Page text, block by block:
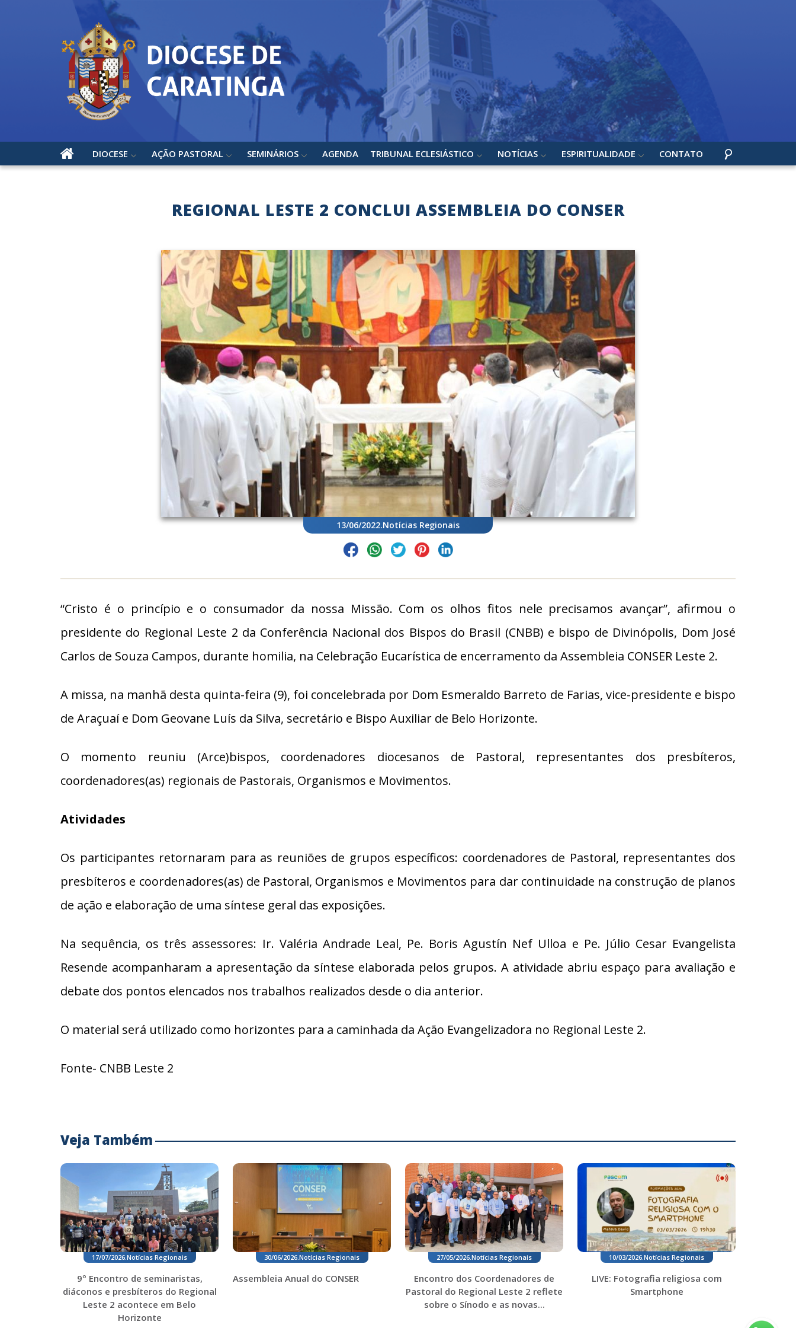
DIOCESE AÇÃO PASTORAL SEMINÁRIOS AGENDA TRIBUNAL ECLESIÁSTICO NOTÍCIAS ESPIRITUALIDADE CONTATO
REGIONAL LESTE 2 CONCLUI ASSEMBLEIA DO CONSER
13/06/2022.Notícias Regionais
“Cristo é o princípio e o consumador da nossa Missão. Com os olhos fitos nele precisamos avançar”, afirmou o
presidente do Regional Leste 2 da Conferência Nacional dos Bispos do Brasil (CNBB) e bispo de Divinópolis, Dom José
Carlos de Souza Campos, durante homilia, na Celebração Eucarística de encerramento da Assembleia CONSER Leste 2.
A missa, na manhã desta quinta-feira (9), foi concelebrada por Dom Esmeraldo Barreto de Farias, vice-presidente e bispo
de Araçuaí e Dom Geovane Luís da Silva, secretário e Bispo Auxiliar de Belo Horizonte.
O momento reuniu (Arce)bispos, coordenadores diocesanos de Pastoral, representantes dos presbíteros,
coordenadores(as) regionais de Pastorais, Organismos e Movimentos.
Atividades
Os participantes retornaram para as reuniões de grupos específicos: coordenadores de Pastoral, representantes dos
presbíteros e coordenadores(as) de Pastoral, Organismos e Movimentos para dar continuidade na construção de planos
de ação e elaboração de uma síntese geral das exposições.
Na sequência, os três assessores: Ir. Valéria Andrade Leal, Pe. Boris Agustín Nef Ulloa e Pe. Júlio Cesar Evangelista
Resende acompanharam a apresentação da síntese elaborada pelos grupos. A atividade abriu espaço para avaliação e
debate dos pontos elencados nos trabalhos realizados desde o dia anterior.
O material será utilizado como horizontes para a caminhada da Ação Evangelizadora no Regional Leste 2.
Fonte- CNBB Leste 2
Veja Também
17/07/2026.Notícias Regionais
9º Encontro de seminaristas,
diáconos e presbíteros do Regional
Leste 2 acontece em Belo
Horizonte
30/06/2026.Notícias Regionais
Assembleia Anual do CONSER
27/05/2026.Notícias Regionais
Encontro dos Coordenadores de
Pastoral do Regional Leste 2 reflete
sobre o Sínodo e as novas...
10/03/2026.Notícias Regionais
LIVE: Fotografia religiosa com
Smartphone